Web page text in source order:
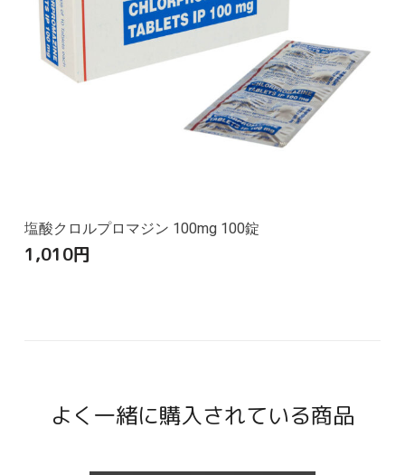
塩酸クロルプロマジン 100mg 100錠
1,010円
よく一緒に購入されている商品